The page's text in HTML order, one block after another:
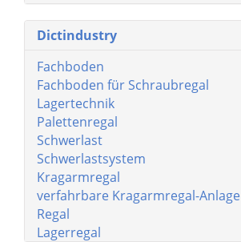
Dictindustry
Fachboden
Fachboden für Schraubregal
Lagertechnik
Palettenregal
Schwerlast
Schwerlastsystem
Kragarmregal
verfahrbare Kragarmregal-Anlage
Regal
Lagerregal